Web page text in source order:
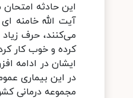
این حادثه
آیت الله خامنه
می‌کنند، حرف
کرده و خوب کار
ایشان در ادامه
در این بیماری
مجموعه‌ درمانی